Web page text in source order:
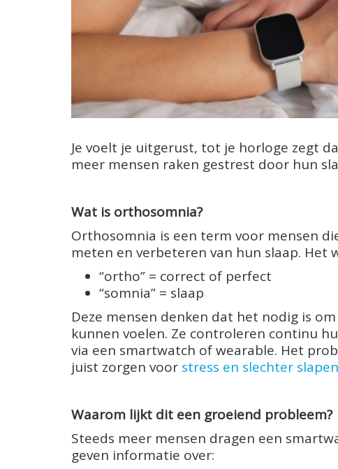
Je voelt je uitgerust, tot je horloge zegt
meer mensen raken gestrest door hun
Wat is orthosomnia?
Orthosomnia is een term voor mensen
meten en verbeteren van hun slaap. Het
“ortho” = correct of perfect
“somnia” = slaap
Deze mensen denken dat het nodig is
kunnen voelen. Ze controleren continu
via een smartwatch of wearable. Het
juist zorgen voor stress en slechter
Waarom lijkt dit een groeiend probleem?
Steeds meer mensen dragen een
geven informatie over: